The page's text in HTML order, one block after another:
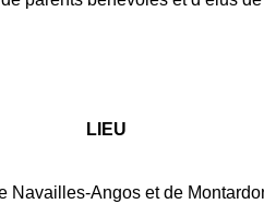
LIEU
Navailles-Angos et de